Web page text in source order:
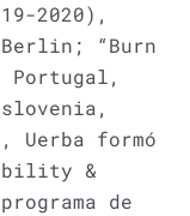
2020),
“Burn
Portugal,
Uerba formó
&
de